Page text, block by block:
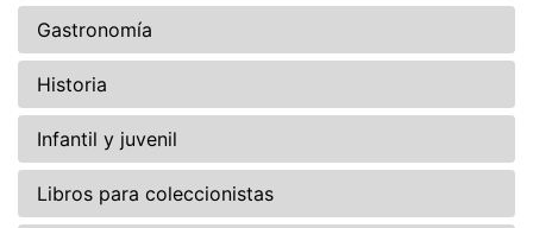
Gastronomía
Historia
Infantil y juvenil
Libros para coleccionistas